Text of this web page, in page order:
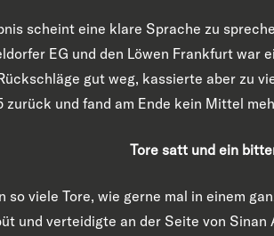
scheint eine klare Sprache zu
EG und den Löwen Frankfurt
gut weg, kassierte aber zu
und fand am Ende kein Mittel
Tore satt und ein
viele Tore, wie gerne mal in einem
und verteidigte an der Seite von